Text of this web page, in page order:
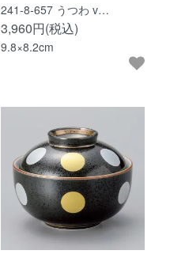
241-8-657 うつわ v…
3,960円(税込)
9.8×8.2cm